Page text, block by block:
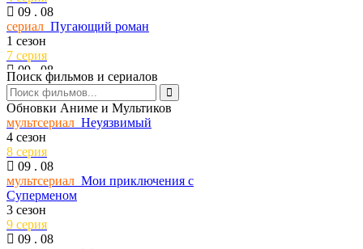
09 . 08
сериал Пугающий роман
1 сезон
7 серия
09 . 08
сериалСпецназ: Львица
3 сезон
2 серия
09 . 08
тв шоуШоу Воли
1 сезон
168 серия
09 . 08
сериалХодячие мертвецы: Мертвый город
3 сезон
3 серия
09 . 08
Поиск фильмов и сериалов
Обновки Аниме и Мультиков
мультсериал Неуязвимый
4 сезон
8 серия
09 . 08
мультсериал Мои приключения с
Суперменом
3 сезон
9 серия
09 . 08